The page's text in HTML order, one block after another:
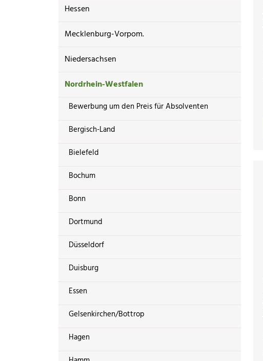
Hessen
Mecklenburg-Vorpom.
Niedersachsen
Nordrhein-Westfalen
Bewerbung um den Preis für Absolventen
Bergisch-Land
Bielefeld
Bochum
Bonn
Dortmund
Düsseldorf
Duisburg
Essen
Gelsenkirchen/Bottrop
Hagen